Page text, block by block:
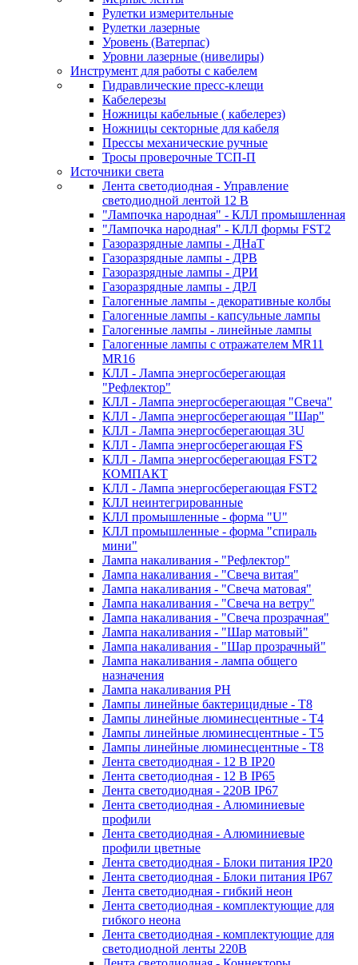
Рулетки измерительные
Рулетки лазерные
Уровень (Ватерпас)
Уровни лазерные (нивелиры)
Инструмент для работы с кабелем
Гидравлические пресс-клещи
Кабелерезы
Ножницы кабельные ( кабелерез)
Ножницы секторные для кабеля
Прессы механические ручные
Тросы проверочные ТСП-П
Источники света
Лента светодиодная - Управление
светодиодной лентой 12 В
"Лампочка народная" - КЛЛ промышленная
"Лампочка народная" - КЛЛ формы FST2
Газоразрядные лампы - ДНаТ
Газоразрядные лампы - ДРВ
Газоразрядные лампы - ДРИ
Газоразрядные лампы - ДРЛ
Галогенные лампы - декоративные колбы
Галогенные лампы - капсульные лампы
Галогенные лампы - линейные лампы
Галогенные лампы с отражателем MR11
MR16
КЛЛ - Лампа энергосберегающая
"Рефлектор"
КЛЛ - Лампа энергосберегающая "Свеча"
КЛЛ - Лампа энергосберегающая "Шар"
КЛЛ - Лампа энергосберегающая 3U
КЛЛ - Лампа энергосберегающая FS
КЛЛ - Лампа энергосберегающая FST2
КОМПАКТ
КЛЛ - Лампа энергосберегающая FSТ2
КЛЛ неинтегрированные
КЛЛ промышленные - форма "U"
КЛЛ промышленные - форма "спираль
мини"
Лампа накаливания - "Рефлектор"
Лампа накаливания - "Свеча витая"
Лампа накаливания - "Свеча матовая"
Лампа накаливания - "Свеча на ветру"
Лампа накаливания - "Свеча прозрачная"
Лампа накаливания - "Шар матовый"
Лампа накаливания - "Шар прозрачный"
Лампа накаливания - лампа общего
назначения
Лампа накаливания РН
Лампы линейные бактерицидные - Т8
Лампы линейные люминесцентные - Т4
Лампы линейные люминесцентные - Т5
Лампы линейные люминесцентные - Т8
Лента светодиодная - 12 В IP20
Лента светодиодная - 12 В IP65
Лента светодиодная - 220В IP67
Лента светодиодная - Алюминиевые
профили
Лента светодиодная - Алюминиевые
профили цветные
Лента светодиодная - Блоки питания IP20
Лента светодиодная - Блоки питания IP67
Лента светодиодная - гибкий неон
Лента светодиодная - комплектующие для
гибкого неона
Лента светодиодная - комплектующие для
светодиодной ленты 220В